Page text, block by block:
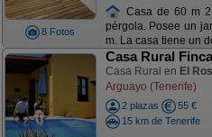
8 Fotos
Casa de 60 m
pérgola. Posee un
m. La casa tiene un
Casa Rural
Casa Rural en El
Arguayo (Tenerife)
2 plazas
55 €
15 km de Tenerife